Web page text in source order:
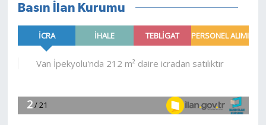
detayları kan
dondurdu...
Basın İlan Kurumu